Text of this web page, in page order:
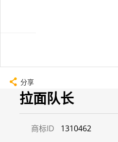
分享
拉面队长
商标ID
1310462